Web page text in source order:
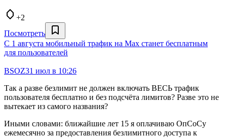
+2
Посмотреть
С 1 августа мобильный трафик на Max станет бесплатным
для пользователей
BSOZ31 июл в 10:26
Так а разве безлимит не должен включать ВЕСЬ трафик
пользователя бесплатно и без подсчёта лимитов? Разве это не
вытекает из самого названия?
Иными словами: ближайшие лет 15 я оплачиваю ОпСоСу
ежемесячно за предоставления безлимитного доступа к